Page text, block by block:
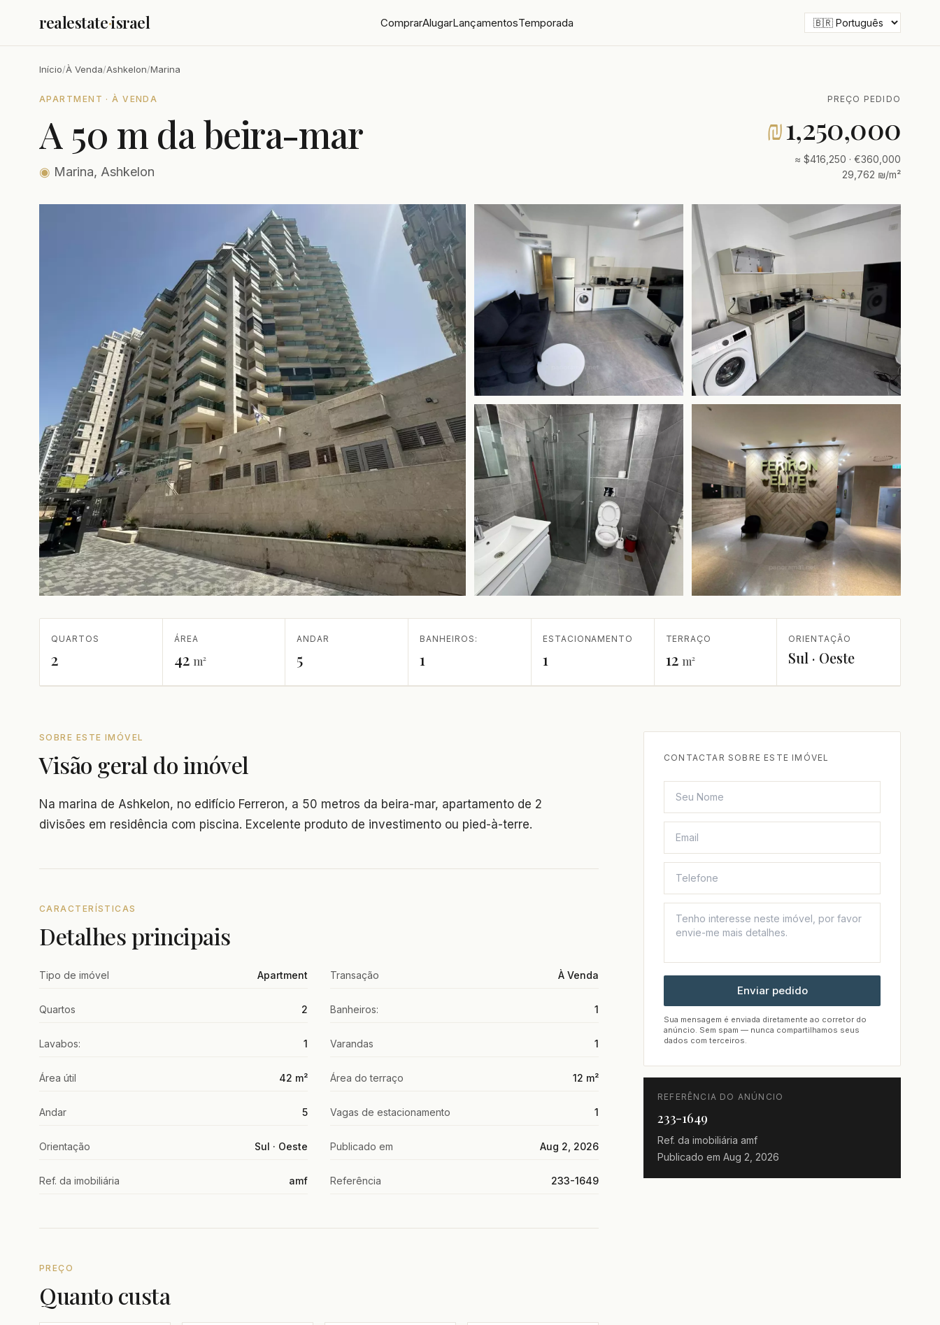
realestate·israel ComprarAlugarLançamentosTemporada
Início/À Venda/Ashkelon/Marina
APARTMENT · À VENDA
A 50 m da beira-mar
◉ Marina, Ashkelon
PREÇO PEDIDO
₪1,250,000
≈ $416,250 · €360,000
29,762 ₪/m²
QUARTOS
2
ÁREA
42 m²
ANDAR
5
BANHEIROS:
1
ESTACIONAMENTO
1
TERRAÇO
12 m²
ORIENTAÇÃO
Sul · Oeste
SOBRE ESTE IMÓVEL
Visão geral do imóvel
Na marina de Ashkelon, no edifício Ferreron, a 50 metros da beira-mar, apartamento de 2
divisões em residência com piscina. Excelente produto de investimento ou pied-à-terre.
CARACTERÍSTICAS
Detalhes principais
Tipo de imóvel Apartment Transação À Venda
Quartos 2 Banheiros: 1
Lavabos: 1 Varandas 1
Área útil 42 m² Área do terraço 12 m²
Andar 5 Vagas de estacionamento 1
Orientação Sul · Oeste Publicado em Aug 2, 2026
Ref. da imobiliária amf Referência 233-1649
PREÇO
Quanto custa
CONTACTAR SOBRE ESTE IMÓVEL
Enviar pedido
Sua mensagem é enviada diretamente ao corretor do
anúncio. Sem spam — nunca compartilhamos seus
dados com terceiros.
REFERÊNCIA DO ANÚNCIO
233-1649
Ref. da imobiliária amf
Publicado em Aug 2, 2026